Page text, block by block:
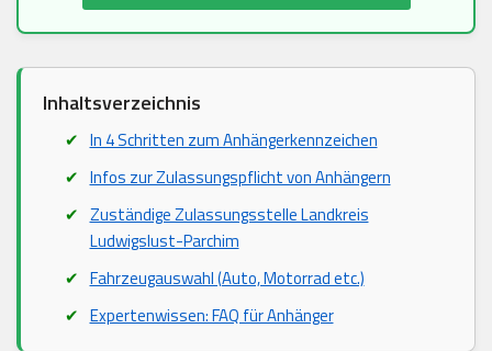
Inhaltsverzeichnis
In 4 Schritten zum Anhängerkennzeichen
Infos zur Zulassungspflicht von Anhängern
Zuständige Zulassungsstelle Landkreis
Ludwigslust-Parchim
Fahrzeugauswahl (Auto, Motorrad etc.)
Expertenwissen: FAQ für Anhänger